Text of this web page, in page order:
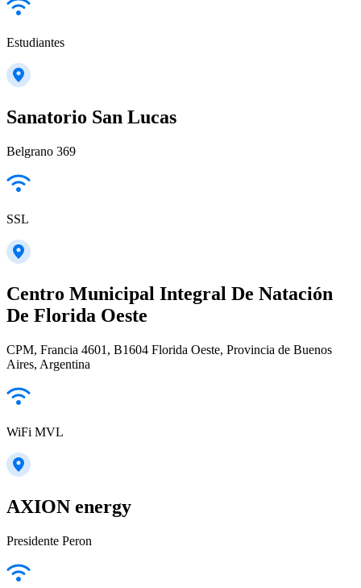
Estudiantes
Sanatorio San Lucas
Belgrano 369
SSL
Centro Municipal Integral De Natación
De Florida Oeste
CPM, Francia 4601, B1604 Florida Oeste, Provincia de Buenos
Aires, Argentina
WiFi MVL
AXION energy
Presidente Peron